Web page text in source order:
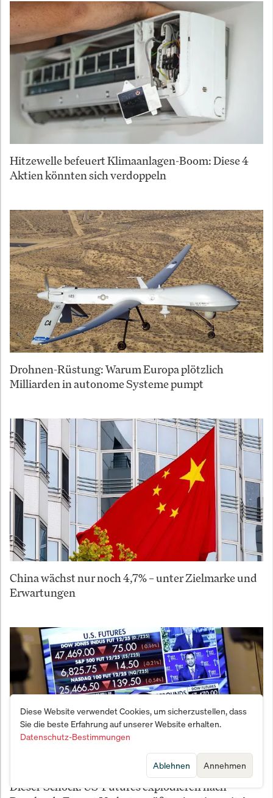
Hitzewelle befeuert Klimaanlagen-Boom: Diese 4
Aktien könnten sich verdoppeln
Drohnen-Rüstung: Warum Europa plötzlich
Milliarden in autonome Systeme pumpt
China wächst nur noch 4,7% – unter Zielmarke und
Erwartungen
Diesel-Schock: US-Futures explodieren nach
Diese Website verwendet Cookies, um sicherzustellen, dass
Sie die beste Erfahrung auf unserer Website erhalten.
Datenschutz-Bestimmungen
Annehmen
Ablehnen